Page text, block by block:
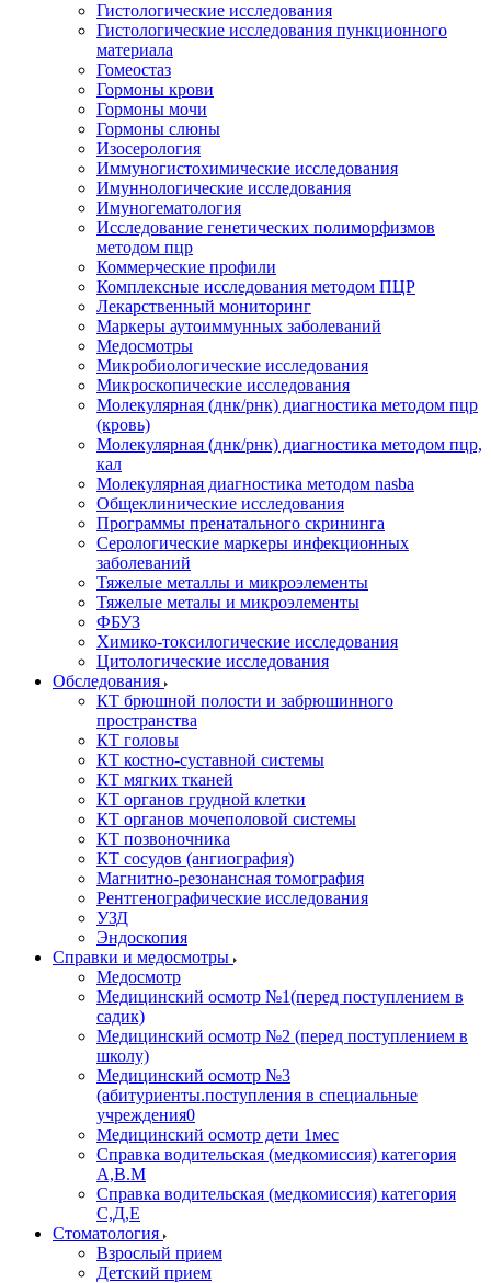
Гистологические исследования
Гистологические исследования пункционного
материала
Гомеостаз
Гормоны крови
Гормоны мочи
Гормоны слюны
Изосерология
Иммуногистохимические исследования
Имуннологические исследования
Имуногематология
Исследование генетических полиморфизмов
методом пцр
Коммерческие профили
Комплексные исследования методом ПЦР
Лекарственный мониторинг
Маркеры аутоиммунных заболеваний
Медосмотры
Микробиологические исследования
Микроскопические исследования
Молекулярная (днк/рнк) диагностика методом пцр
(кровь)
Молекулярная (днк/рнк) диагностика методом пцр,
кал
Молекулярная диагностика методом nasba
Общеклинические исследования
Программы пренатального скрининга
Серологические маркеры инфекционных
заболеваний
Тяжелые металлы и микроэлементы
Тяжелые металы и микроэлементы
ФБУЗ
Химико-токсилогические исследования
Цитологические исследования
Обследования
КТ брюшной полости и забрюшинного
пространства
КТ головы
КТ костно-суставной системы
КТ мягких тканей
КТ органов грудной клетки
КТ органов мочеполовой системы
КТ позвоночника
КТ сосудов (ангиография)
Магнитно-резонансная томография
Рентгенографические исследования
УЗД
Эндоскопия
Справки и медосмотры
Медосмотр
Медицинский осмотр №1(перед поступлением в
садик)
Медицинский осмотр №2 (перед поступлением в
школу)
Медицинский осмотр №3
(абитуриенты.поступления в специальные
учреждения0
Медицинский осмотр дети 1мес
Справка водительская (медкомиссия) категория
А,В.М
Справка водительская (медкомиссия) категория
С,Д,Е
Стоматология
Взрослый прием
Детский прием